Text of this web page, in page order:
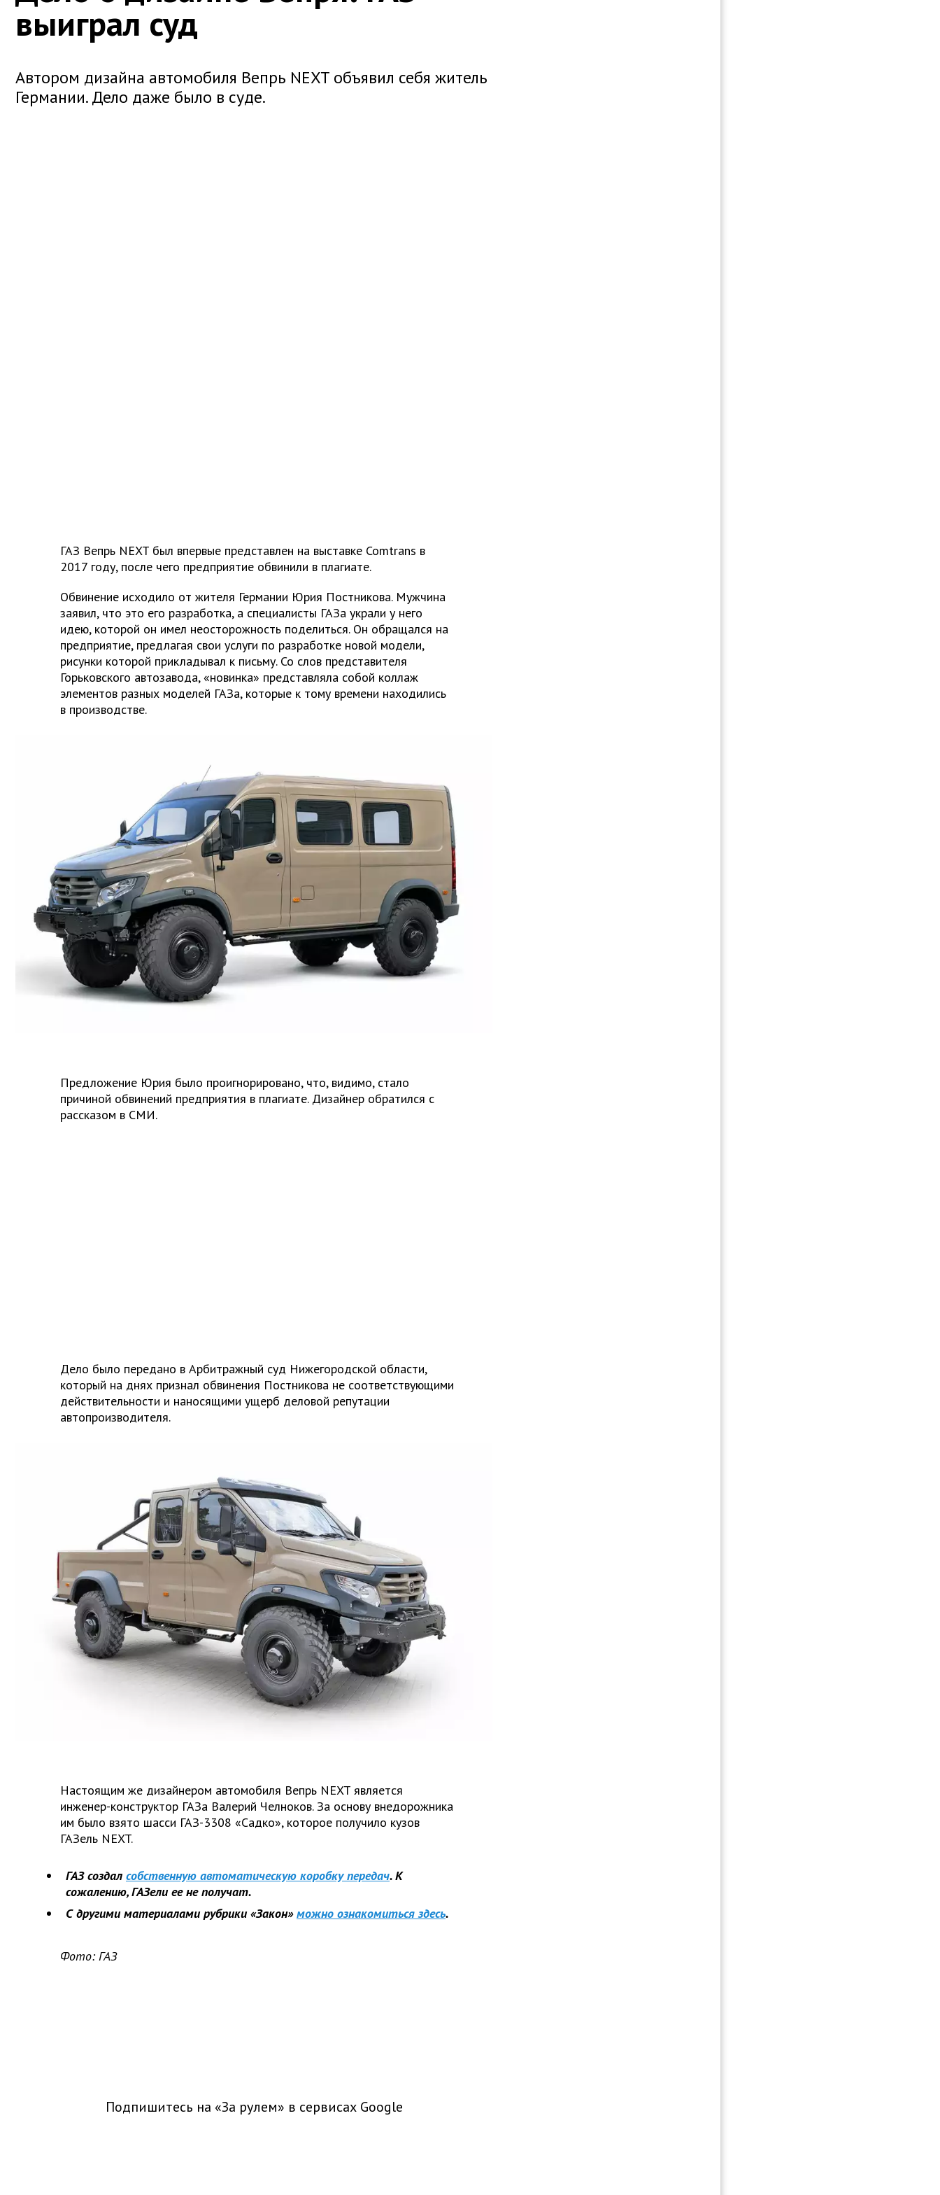
выиграл суд
Автором дизайна автомобиля Вепрь NEXT объявил себя житель
Германии. Дело даже было в суде.
ГАЗ Вепрь NEXT был впервые представлен на выставке Comtrans в
2017 году, после чего предприятие обвинили в плагиате.
Обвинение исходило от жителя Германии Юрия Постникова. Мужчина
заявил, что это его разработка, а специалисты ГАЗа украли у него
идею, которой он имел неосторожность поделиться. Он обращался на
предприятие, предлагая свои услуги по разработке новой модели,
рисунки которой прикладывал к письму. Со слов представителя
Горьковского автозавода, «новинка» представляла собой коллаж
элементов разных моделей ГАЗа, которые к тому времени находились
в производстве.
Предложение Юрия было проигнорировано, что, видимо, стало
причиной обвинений предприятия в плагиате. Дизайнер обратился с
рассказом в СМИ.
Дело было передано в Арбитражный суд Нижегородской области,
который на днях признал обвинения Постникова не соответствующими
действительности и наносящими ущерб деловой репутации
автопроизводителя.
Настоящим же дизайнером автомобиля Вепрь NEXT является
инженер-конструктор ГАЗа Валерий Челноков. За основу внедорожника
им было взято шасси ГАЗ-3308 «Садко», которое получило кузов
ГАЗель NEXT.
ГАЗ создал собственную автоматическую коробку передач. К
сожалению, ГАЗели ее не получат.
С другими материалами рубрики «Закон» можно ознакомиться здесь.
Фото: ГАЗ
Подпишитесь на «За рулем» в сервисах Google